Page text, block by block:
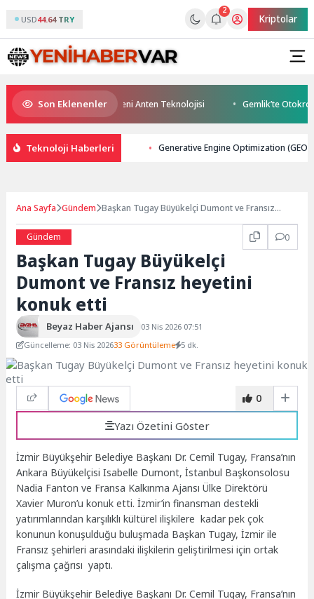
USD44.64 TRY
2
Kriptolar
Son Eklenenler
Vodafone’dan Yeni Anten Teknolojisi Gemlik’te Otokros
Teknoloji Haberleri Generative Engine Optimization (GEO)
Ana Sayfa Gündem Başkan Tugay Büyükelçi Dumont ve Fransız
Gündem
0
Başkan Tugay Büyükelçi
Dumont ve Fransız heyetini
konuk etti
Beyaz Haber Ajansı
03 Nis 2026 07:51
Güncelleme: 03 Nis 202633 Görüntüleme 5 dk.
0
Yazı Özetini Göster
İzmir Büyükşehir Belediye Başkanı Dr. Cemil Tugay, Fransa’nın
Ankara Büyükelçisi Isabelle Dumont, İstanbul Başkonsolosu
Nadia Fanton ve Fransa Kalkınma Ajansı Ülke Direktörü
Xavier Muron’u konuk etti. İzmir’in finansman destekli
yatırımlarından karşılıklı kültürel ilişkilere kadar pek çok
konunun konuşulduğu buluşmada Başkan Tugay, İzmir ile
Fransız şehirleri arasındaki ilişkilerin geliştirilmesi için ortak
çalışma çağrısı yaptı.
İzmir Büyükşehir Belediye Başkanı Dr. Cemil Tugay, Fransa’nın